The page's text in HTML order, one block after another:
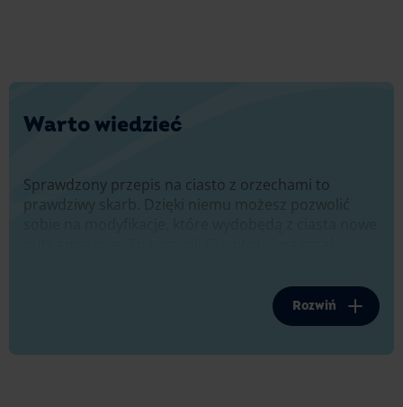
Warto wiedzieć
Sprawdzony przepis na ciasto z orzechami to
prawdziwy skarb. Dzięki niemu możesz pozwolić
samym zaskoczyć swoich gości. Jeśli chcesz
spróbować czegoś nowego w przepisie na
orzechowiec, wypróbuj propozycje przedstawione
Rozwiń